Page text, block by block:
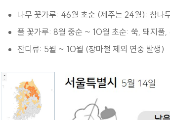
나무 꽃가루: 46월 초순 (제주는 24월): 참나
풀 꽃가루: 8월 중순 ~ 10월 초순: 쑥, 돼지풀,
잔디류: 5월 ~ 10월 (장마철 제외 연중 발생)